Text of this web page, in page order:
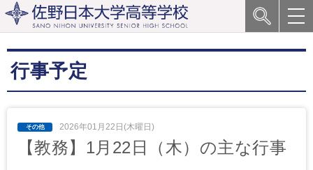
行事予定
2026年01月22日(木曜日)
【教務】1月22日（木）の主な行事